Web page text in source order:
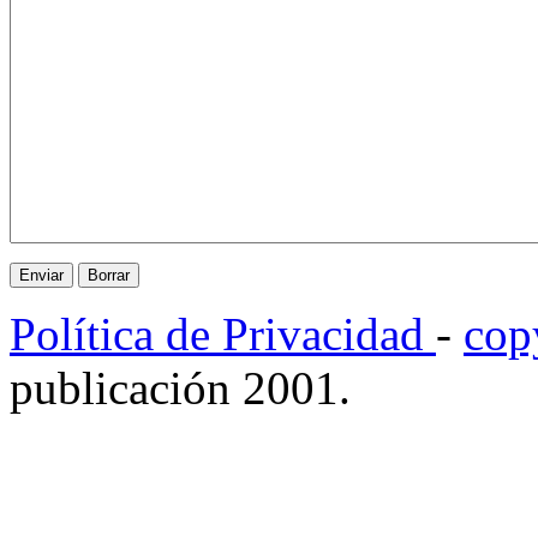
Política de Privacidad -
publicación 2001.